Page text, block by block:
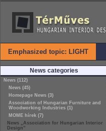
Emphasized topic: LIGHT
News categories
News (112)
News (45)
Homepage News (3)
Association of Hungarian Furniture and
Woodworking Industries (1)
MOME hírek (7)
News „Association for Hungarian Interior
Design”